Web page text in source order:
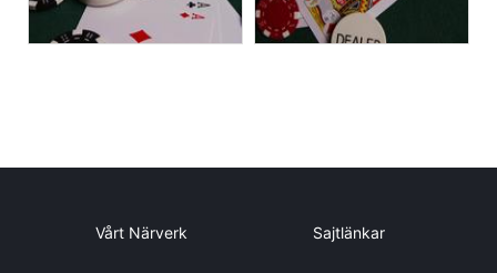
Vårt Närverk Sajtlänkar